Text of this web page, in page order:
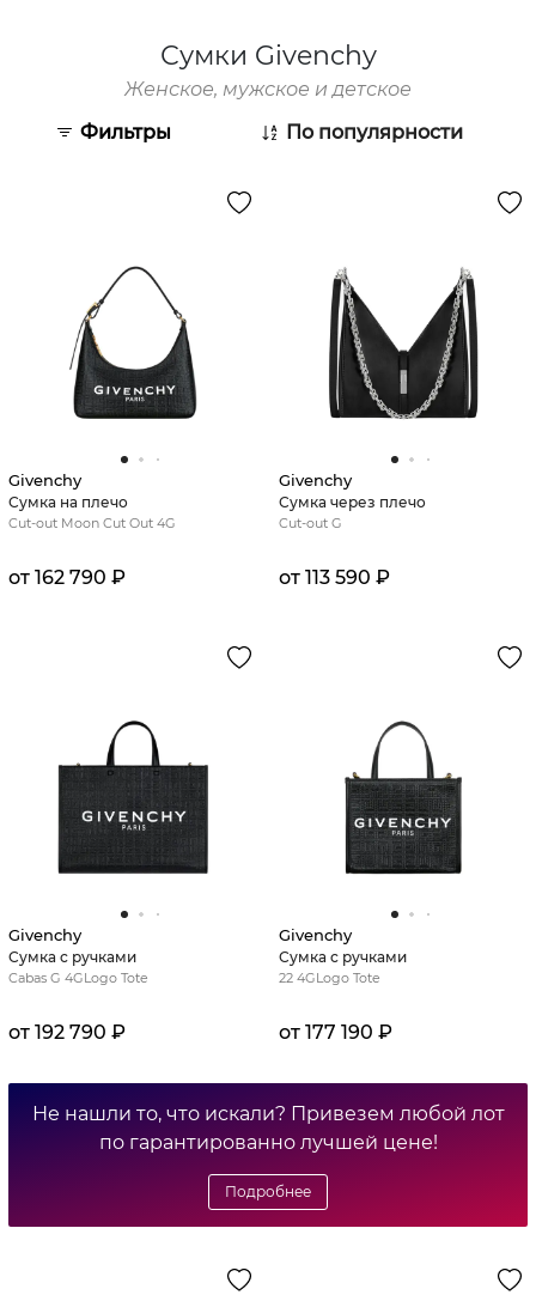
Сумки Givenchy
Женское, мужское и детское
Фильтры
По популярности
Givenchy
Сумка на плечо
Cut-out Moon Cut Out 4G
от 162 790 ₽
Givenchy
Сумка через плечо
Cut-out G
от 113 590 ₽
Givenchy
Сумка с ручками
Cabas G 4GLogo Tote
от 192 790 ₽
Givenchy
Сумка с ручками
22 4GLogo Tote
от 177 190 ₽
Не нашли то, что искали? Привезем любой лот
по гарантированно лучшей цене!
Подробнее